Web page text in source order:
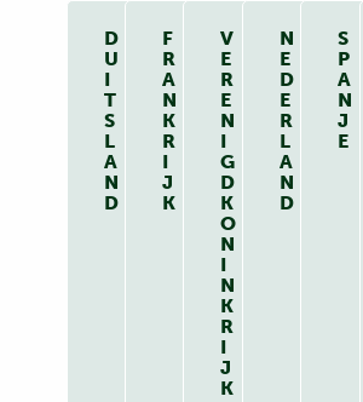
D
U
I
T
S
L
A
N
D
F
R
A
N
K
R
I
J
K
V
E
R
E
N
I
G
D
K
O
N
I
N
K
R
I
J
K
N
E
D
E
R
L
A
N
D
S
P
A
N
J
E